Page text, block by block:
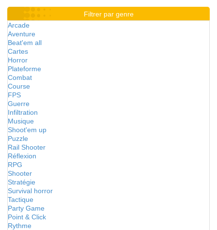
Filtrer par genre
Arcade
Aventure
Beat'em all
Cartes
Horror
Plateforme
Combat
Course
FPS
Guerre
Infiltration
Musique
Shoot'em up
Puzzle
Rail Shooter
Réflexion
RPG
Shooter
Stratégie
Survival horror
Tactique
Party Game
Point & Click
Rythme